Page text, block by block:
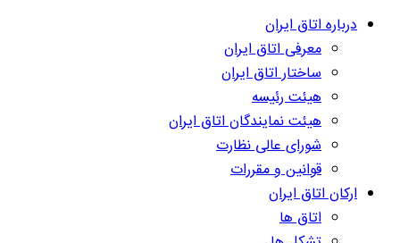
درباره اتاق ایران
معرفی اتاق ایران
ساختار اتاق ایران
هیئت رئیسه
هیئت نمایندگان اتاق ایران
شورای عالی نظارت
قوانین و مقررات
ارکان اتاق ایران
اتاق ها